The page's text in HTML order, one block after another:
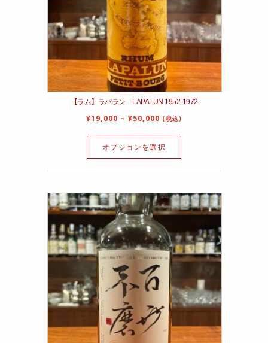
【ラム】ラパラン LAPALUN 1952‐1972
¥19,000 – ¥50,000 (税込)
オプションを選択